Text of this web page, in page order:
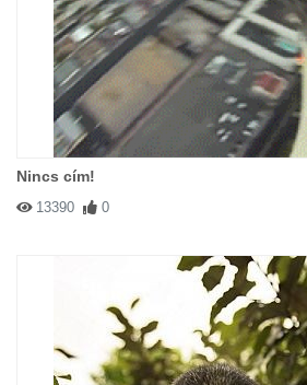
Nincs cím!
13390 0